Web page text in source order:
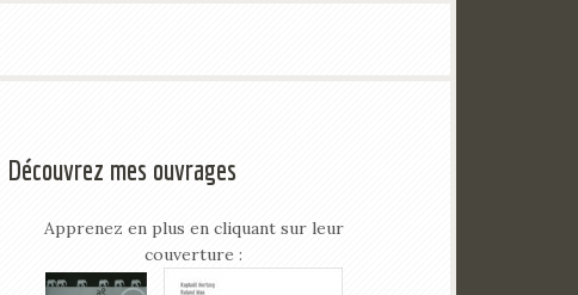
Découvrez mes ouvrages
Apprenez en plus en cliquant sur leur
couverture :